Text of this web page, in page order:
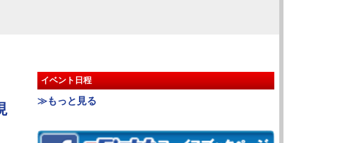
イベント日程
≫もっと見る